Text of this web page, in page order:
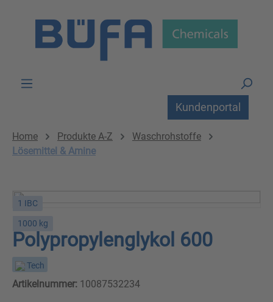
Kundenportal
Home Produkte A-Z
Waschrohstoffe
Lösemittel & Amine
1 IBC
1000 kg
Polypropylenglykol 600
Tech
Artikelnummer: 10087532234